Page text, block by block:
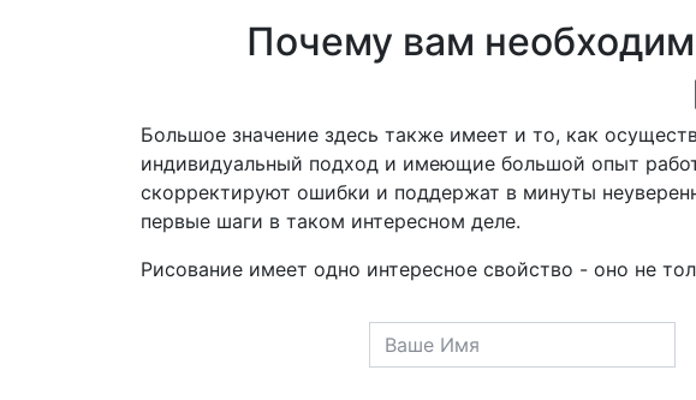
Почему вам
Большое значение здесь также имеет и то, как
индивидуальный подход и имеющие большой опыт
скорректируют ошибки и поддержат в минуты
первые шаги в таком интересном деле.
Рисование имеет одно интересное свойство - оно не